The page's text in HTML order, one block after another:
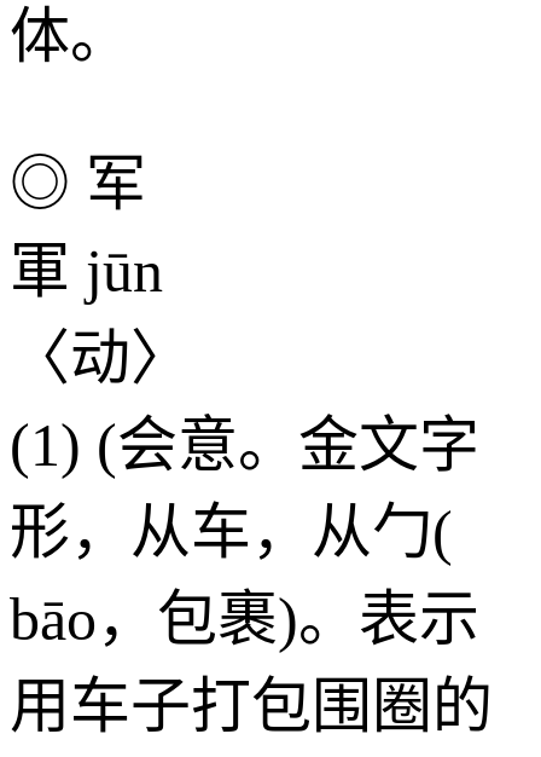
体。
◎ 军
軍 jūn
〈动〉
(1) (会意。金文字
形，从车，从勹(
bāo，包裹)。表示
用车子打包围圈的